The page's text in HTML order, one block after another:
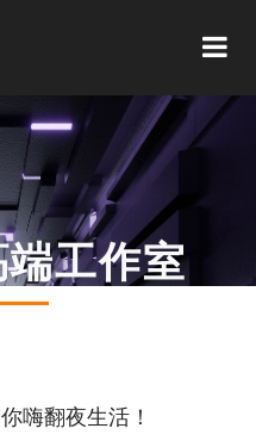
工作室
嗨翻夜生活！